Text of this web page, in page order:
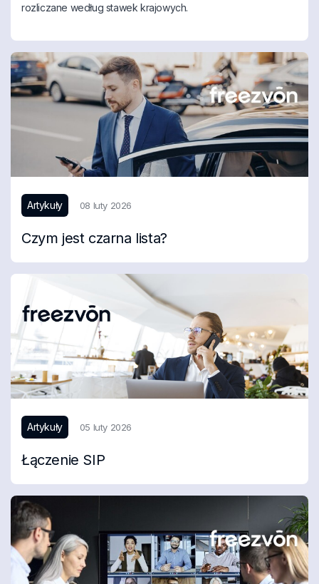
rozliczane według stawek krajowych.
Artykuły 08 luty 2026
Czym jest czarna lista?
Artykuły 05 luty 2026
Łączenie SIP